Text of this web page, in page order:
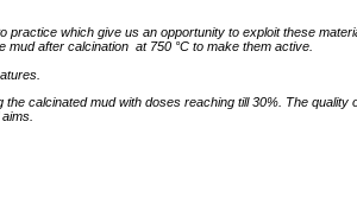
which give us an opportunity to exploit these
after calcination at 750 °C to make them active.
calcinated mud with doses reaching till 30%. The quality